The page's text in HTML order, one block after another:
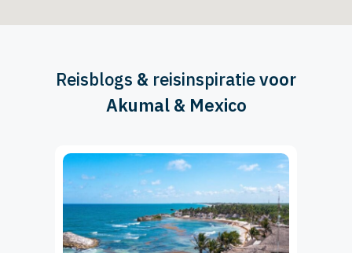
Reisblogs & reisinspiratievoor
Akumal & Mexico